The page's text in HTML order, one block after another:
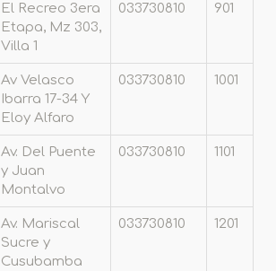
El Recreo 3era
Etapa, Mz 303,
Villa 1
033730810 901
Av Velasco
Ibarra 17-34 Y
Eloy Alfaro
033730810 1001
Av. Del Puente
y Juan
Montalvo
033730810 1101
Av. Mariscal
Sucre y
Cusubamba
033730810 1201